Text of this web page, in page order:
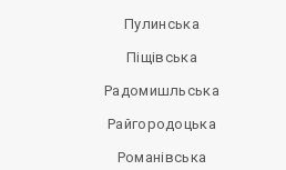
Пулинська
Піщівська
Радомишльська
Райгородоцька
Романівська